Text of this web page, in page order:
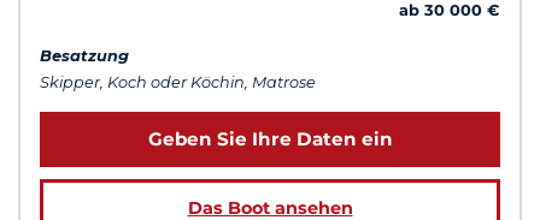
ab 30 000 €
Besatzung
Skipper, Koch oder Köchin, Matrose
Geben Sie Ihre Daten ein
Das Boot ansehen